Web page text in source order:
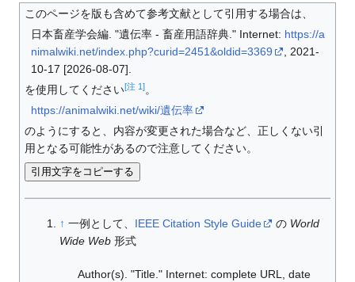
このページを版も含めて参考文献として引用する場合は、
日本畜産学会編. "遺伝率 - 畜産用語辞典." Internet: https://a
nimalwiki.net/index.php?curid=2451&oldid=3369
, 2021-
10-17 [2026-08-07].
を使用してください[注 1]。
https://animalwiki.net/wiki/遺伝率
のようにすると、内容が変更された場合など、正しくない引
用となる可能性があるので注意してください。
引用文字をコピーする
↑ 一例として、 IEEE Citation Style Guide の World
Wide Web 形式
Author(s). "Title." Internet: complete URL, date